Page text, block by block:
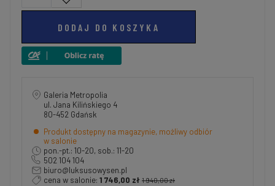
DODAJ DO KOSZYKA
Galeria Metropolia
ul. Jana Kilińskiego 4
80-452 Gdańsk
Produkt dostępny na magazynie, możliwy odbiór
w salonie
pon.-pt.: 10-20, sob.: 11-20
502 104 104
biuro@luksusowysen.pl
cena w salonie: 1 746,00 zł 1 940,00 zł